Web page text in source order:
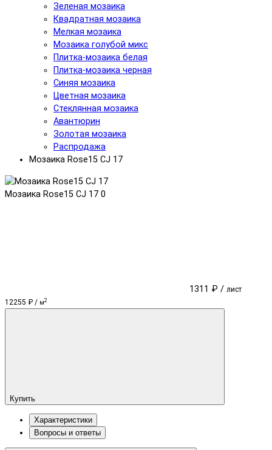
Зеленая мозаика
Квадратная мозаика
Мелкая мозаика
Мозаика голубой микс
Плитка-мозаика белая
Плитка-мозаика черная
Синяя мозаика
Цветная мозаика
Cтеклянная мозаика
Авантюрин
Золотая мозаика
Распродажа
Мозаика Rose15 CJ 17
Мозаика Rose15 CJ 17 0
1311 ₽ / лист
12255 ₽ / м2
Купить
Характеристики
Вопросы и ответы